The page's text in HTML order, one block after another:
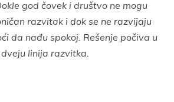
god čovek i društvo ne mogu
razvitak i dok se ne razvijaju
da nađu spokoj. Rešenje počiva u
linija razvitka.